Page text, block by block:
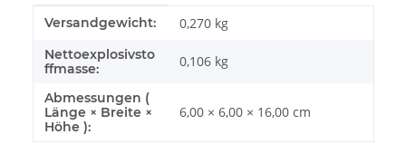
Produkteigenschaft
Wert
Versandgewicht: 0,270 kg
Nettoexplosivsto
ffmasse:
0,106 kg
Abmessungen (
Länge × Breite ×
Höhe ):
6,00 × 6,00 × 16,00 cm